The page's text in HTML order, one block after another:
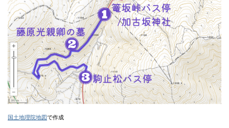
国土地理院地図で作成